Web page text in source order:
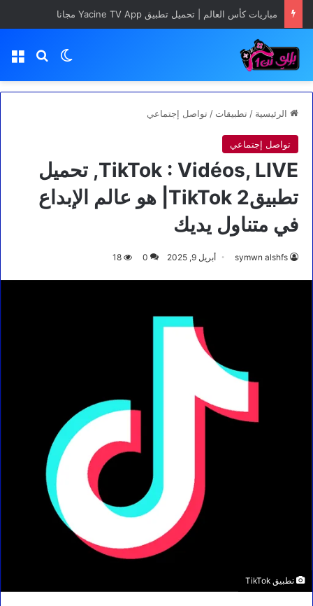
مباريات كأس العالم | تحميل تطبيق Yacine TV App مجانا
بحثالوضع
الرئيسية / تطبيقات / تواصل إجتماعي
تواصل إجتماعي
TikTok : Vidéos, LIVE, تحميل
تطبيق2 TikTok| هو عالم الإبداع
في متناول يديك
symwn alshfs أبريل 9, 2025 0
18
تطبيق TikTok